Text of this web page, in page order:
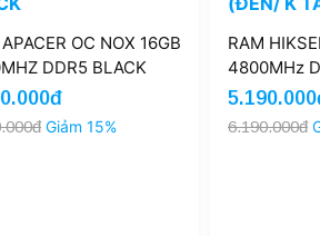
OC NOX 16GB
DDR5 BLACK
Giảm 15%
RAM
4800MHz
TẢN)
6.190.000đ